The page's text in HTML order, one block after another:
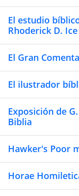
El estudio
Rhoderick D. Ice
El Gran
El ilustrador
Exposición de
Biblia
Hawker's Poor
Horae